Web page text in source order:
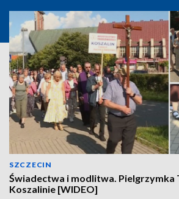
SZCZECIN
Świadectwa i modlitwa. Pielgrzymka
Koszalinie [WIDEO]